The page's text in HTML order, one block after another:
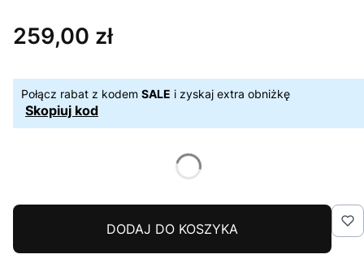
Cena
259,00 zł
Połącz rabat z kodem SALE i zyskaj extra obniżkę
Skopiuj kod
DODAJ DO KOSZYKA